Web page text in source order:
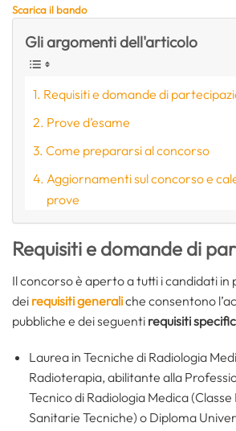
Scarica il bando
Gli argomenti dell'articolo
Requisiti e domande di
Prove d’esame
Come prepararsi al concorso
Aggiornamenti sul concorso e
prove
Requisiti e domande di
Il concorso è aperto a tutti i candidati in
dei requisiti generaliche consentono
pubbliche e dei seguenti requisiti
Laurea in Tecniche di Radiologia
Radioterapia, abilitante alla
Tecnico di Radiologia Medica
Sanitarie Tecniche) o Diploma